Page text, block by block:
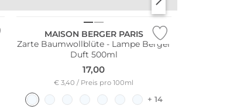
STANLEY KKNEKKI
MAISON BERGER PARIS
Zarte Baumwollblüte - Lampe Berger
Duft 500ml
17,00
€ 3,40 / Preis pro 100ml
+ 14